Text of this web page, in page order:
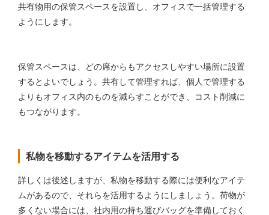
共有物用の保管スペースを設置し、オフィスで一括管理する
ようにします。
保管スペースは、どの席からもアクセスしやすい場所に設置
するとよいでしょう。共有して管理すれば、個人で管理する
よりもオフィス内のものを減らすことができ、コスト削減に
もつながります。
私物を移動するアイテムを活用する
詳しくは後述しますが、私物を移動する際には便利なアイテ
ムがあるので、それらを活用するようにしましょう。荷物が
多くない場合には、社内用の持ち運びバッグを準備しておく